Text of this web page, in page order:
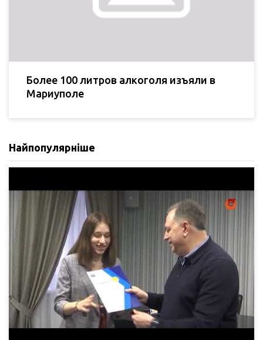
Более 100 литров алкоголя изъяли в
Мариуполе
Найпопулярніше